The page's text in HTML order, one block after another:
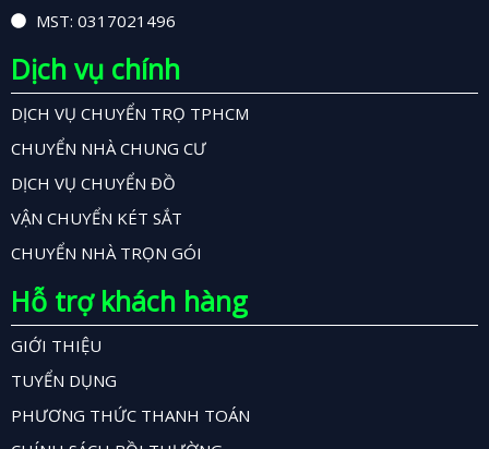
MST: 0317021496
Dịch vụ chính
DỊCH VỤ CHUYỂN TRỌ TPHCM
CHUYỂN NHÀ CHUNG CƯ
DỊCH VỤ CHUYỂN ĐỒ
VẬN CHUYỂN KÉT SẮT
CHUYỂN NHÀ TRỌN GÓI
Hỗ trợ khách hàng
GIỚI THIỆU
TUYỂN DỤNG
PHƯƠNG THỨC THANH TOÁN